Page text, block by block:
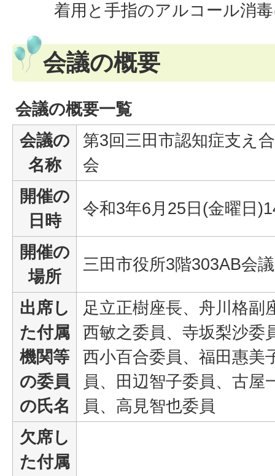
着用と手指のアルコール消
会議の概要
会議の概要一覧
会議の
名称
第3回三田市認知症支え
会
開催の
日時
令和3年6月25日(金曜日
開催の
場所
三田市役所3階303AB会
出席し
た付属
機関等
の委員
の氏名
足立正樹座長、舟川格副
西敏之委員、寺坂梨沙委
西小百合委員、福田惠美
員、田辺智子委員、古屋
員、高見智也委員
欠席し
た付属